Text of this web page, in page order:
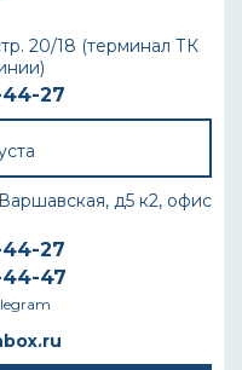
20/18 (терминал ТК
44-27
д5 к2, офис
44-27
44-47